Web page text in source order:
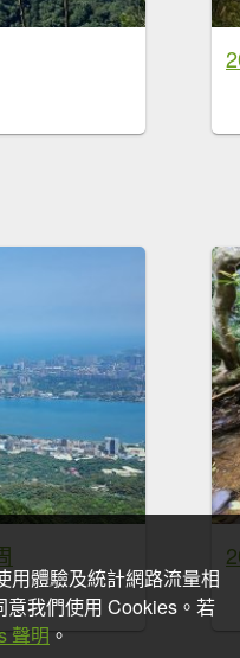
用體驗及統計網路流量相
我們使用 Cookies。若
聲明 。